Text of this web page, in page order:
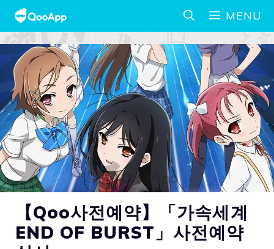
MENU
【Qoo사전예약】「가속세계
END OF BURST」사전예약